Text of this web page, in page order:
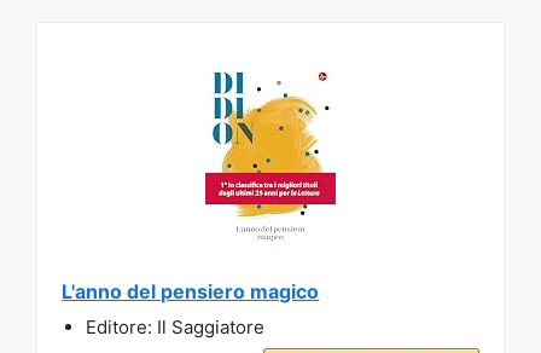
L'anno del pensiero magico
Editore: Il Saggiatore